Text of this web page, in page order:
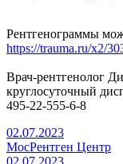
Рентгенограммы
https://trauma.ru/x2/
Врач-рентгенолог
круглосуточный
495-22-555-6-8
02.07.2023
МосРентген Центр
02.07.2023